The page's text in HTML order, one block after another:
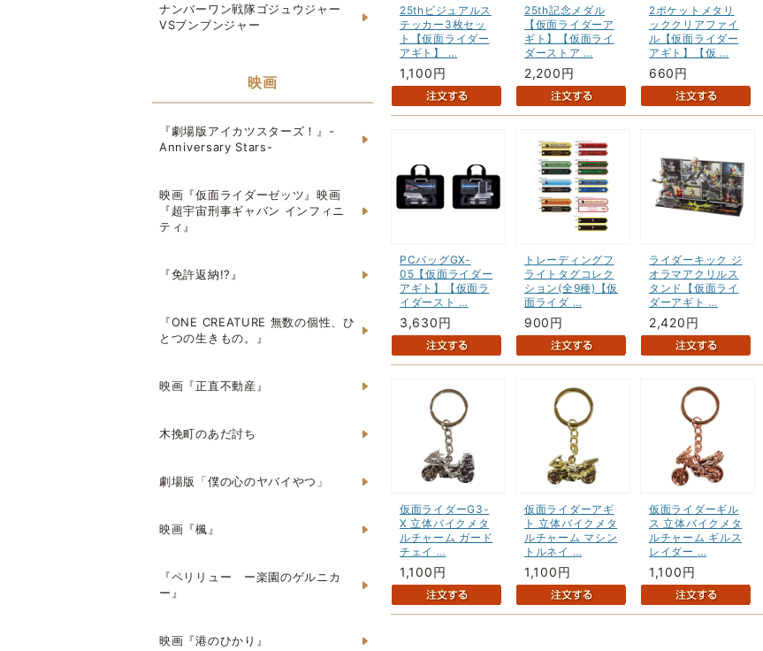
25thビジュアルス
テッカー3枚セッ
ト【仮面ライダー
アギト】 …
1,100円
25th記念メダル
【仮面ライダーア
ギト】【仮面ライ
ダーストア …
2,200円
2ポケットメタリ
ッククリアファイ
ル【仮面ライダー
アギト】【仮 …
660円
PCバッグGX-
05【仮面ライダー
アギト】【仮面ラ
イダースト …
3,630円
トレーディングフ
ライトタグコレク
ション(全9種)【仮
面ライダ …
900円
ライダーキック ジ
オラマアクリルス
タンド【仮面ライ
ダーアギト …
2,420円
仮面ライダーG3-
X 立体バイクメタ
ルチャーム ガード
チェイ …
1,100円
仮面ライダーアギ
ト 立体バイクメタ
ルチャーム マシン
トルネイ …
1,100円
仮面ライダーギル
ス 立体バイクメタ
ルチャーム ギルス
レイダー …
1,100円
ナンバーワン戦隊ゴジュウジャー
VSブンブンジャー
映画
『劇場版アイカツスターズ！』-
Anniversary Stars-
映画『仮面ライダーゼッツ』映画
『超宇宙刑事ギャバン インフィニ
ティ』
『免許返納!?』
『ONE CREATURE 無数の個性、ひ
とつの生きもの。』
映画『正直不動産』
木挽町のあだ討ち
劇場版「僕の心のヤバイやつ」
映画『楓』
『ペリリュー ー楽園のゲルニカ
ー』
映画『港のひかり』